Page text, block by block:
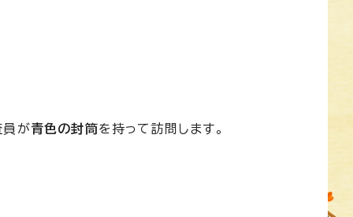
員が青色の封筒を持って訪問します。